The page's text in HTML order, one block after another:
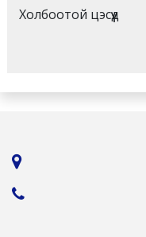
Холбоотой цэсүүд